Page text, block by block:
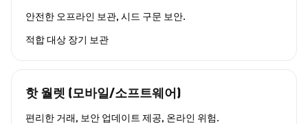
안전한 오프라인 보관, 시드 구문 보안.
적합 대상 장기 보관
핫 월렛 (모바일/소프트웨어)
편리한 거래, 보안 업데이트 제공, 온라인 위험.